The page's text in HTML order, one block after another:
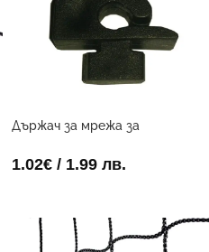
Държач за мрежа за
1.02€ / 1.99 лв.